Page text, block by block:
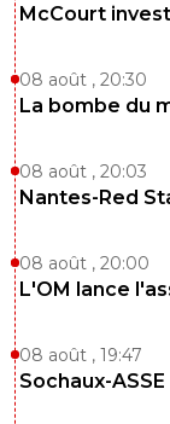
McCourt
08 août , 20:30
La bombe du
08 août , 20:03
Nantes-Red
08 août , 20:00
L'OM lance
08 août , 19:47
Sochaux-